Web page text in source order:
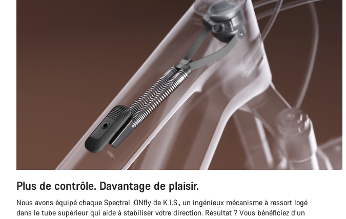
Plus de contrôle. Davantage de plaisir.
Nous avons équipé chaque Spectral :ONfly de K.I.S., un ingénieux mécanisme à ressort logé
dans le tube supérieur qui aide à stabiliser votre direction. Résultat ? Vous bénéficiez d’un